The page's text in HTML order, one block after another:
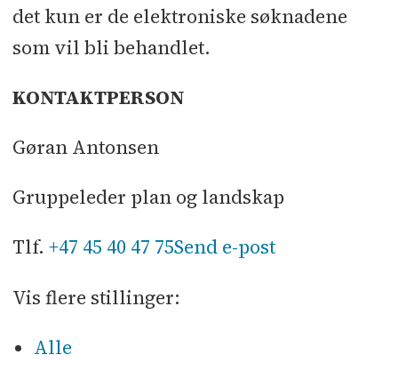
det kun er de elektroniske søknadene
som vil bli behandlet.
KONTAKTPERSON
Gøran Antonsen
Gruppeleder plan og landskap
Tlf. +47 45 40 47 75Send e-post
Vis flere stillinger:
Alle